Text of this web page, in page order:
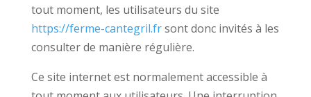
tout moment, les utilisateurs du site
https://ferme-cantegril.frsont donc invités à les
consulter de manière régulière.
Ce site internet est normalement accessible à